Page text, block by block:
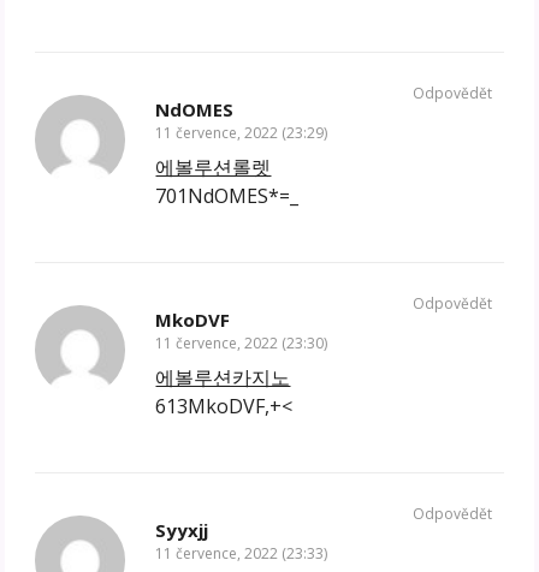
NdOMES
11 července, 2022 (23:29)
에볼루션롤렛
701NdOMES*=_
Odpovědět
MkoDVF
11 července, 2022 (23:30)
에볼루션카지노
613MkoDVF,+<
Odpovědět
Syyxjj
11 července, 2022 (23:33)
Odpovědět